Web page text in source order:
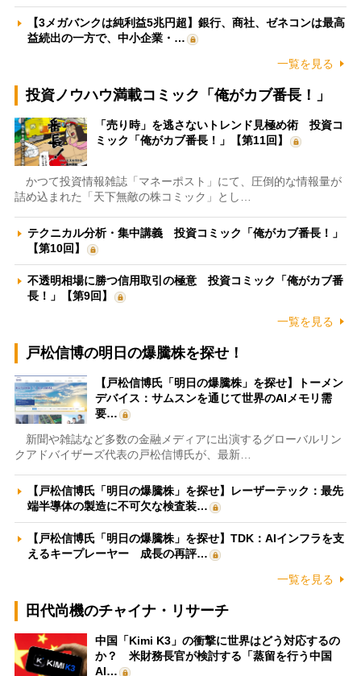
【3メガバンクは純利益5兆円超】銀行、商社、ゼネコンは最高
益続出の一方で、中小企業・…
一覧を見る
投資ノウハウ満載コミック「俺がカブ番長！」
「売り時」を逃さないトレンド見極め術 投資コ
ミック「俺がカブ番長！」【第11回】
かつて投資情報雑誌「マネーポスト」にて、圧倒的な情報量が
詰め込まれた「天下無敵の株コミック」とし…
テクニカル分析・集中講義 投資コミック「俺がカブ番長！」
【第10回】
不透明相場に勝つ信用取引の極意 投資コミック「俺がカブ番
長！」【第9回】
一覧を見る
戸松信博の明日の爆騰株を探せ！
【戸松信博氏「明日の爆騰株」を探せ】トーメン
デバイス：サムスンを通じて世界のAIメモリ需
要…
新聞や雑誌など多数の金融メディアに出演するグローバルリン
クアドバイザーズ代表の戸松信博氏が、最新…
【戸松信博氏「明日の爆騰株」を探せ】レーザーテック：最先
端半導体の製造に不可欠な検査装…
【戸松信博氏「明日の爆騰株」を探せ】TDK：AIインフラを支
えるキープレーヤー 成長の再評…
一覧を見る
田代尚機のチャイナ・リサーチ
中国「Kimi K3」の衝撃に世界はどう対応するの
か？ 米財務長官が検討する「蒸留を行う中国
AI…